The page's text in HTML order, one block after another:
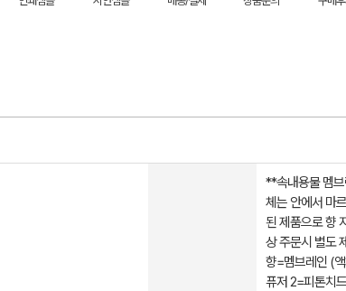
**속내용물 멤
체는 안에서 마
된 제품으로 향
상 주문시 별도
향=멤브레인 (
퓨저 2=피톤치